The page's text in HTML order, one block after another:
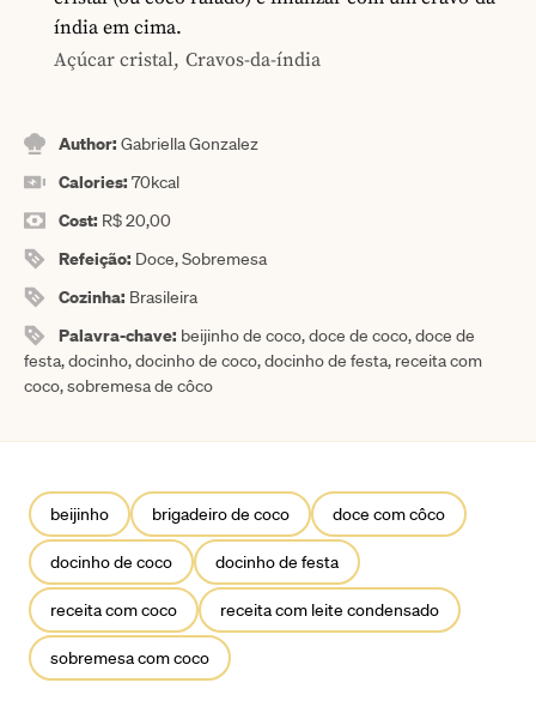
índia em cima.
Açúcar cristal, Cravos-da-índia
Author:Gabriella Gonzalez
Calories:70kcal
Cost: R$ 20,00
Refeição: Doce, Sobremesa
Cozinha: Brasileira
Palavra-chave: beijinho de coco, doce de coco, doce de
festa, docinho, docinho de coco, docinho de festa, receita com
coco, sobremesa de côco
beijinho brigadeiro de coco doce com côco
docinho de coco docinho de festa
receita com coco receita com leite condensado
sobremesa com coco